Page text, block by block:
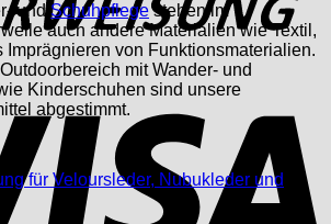
und Schuhpflegestehen im
auch andere Materialien wie Textil,
Imprägnieren von Funktionsmaterialien.
mit Wander- und
Kinderschuhen sind unsere
abgestimmt.